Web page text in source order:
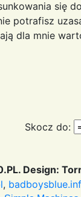
się
potrafisz
dla mnie
Skocz do:
Design:
,